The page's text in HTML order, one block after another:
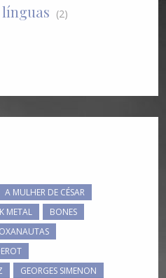
línguas (2)
A MULHER DE CÉSAR
METAL
BONES
GEORGES SIMENON